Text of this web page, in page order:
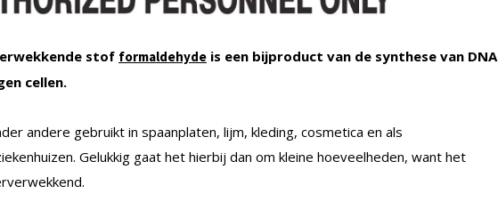
stof formaldehyde is een bijproduct van de synthese van DNA
cellen.
andere gebruikt in spaanplaten, lijm, kleding, cosmetica en als
Gelukkig gaat het hierbij dan om kleine hoeveelheden, want het